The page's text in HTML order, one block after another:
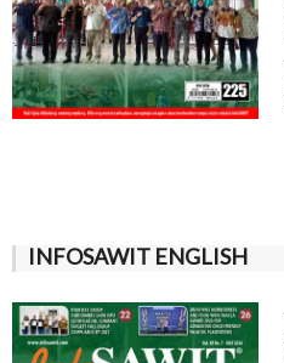
INFOSAWIT ENGLISH